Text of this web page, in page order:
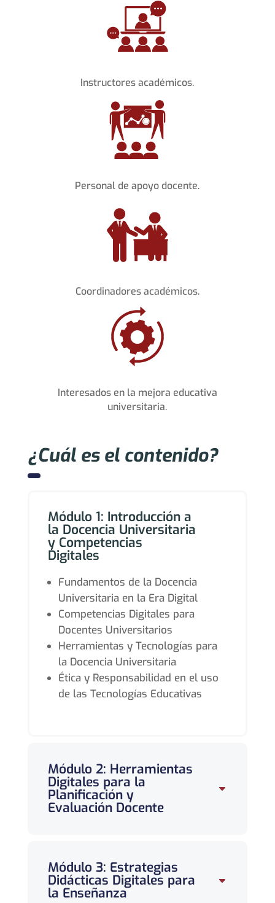
Instructores académicos.
Personal de apoyo docente.
Coordinadores académicos.
Interesados en la mejora educativa
universitaria.
¿Cuál es el contenido?
Módulo 1: Introducción a
la Docencia Universitaria
y Competencias
Digitales
Fundamentos de la Docencia
Universitaria en la Era Digital
Competencias Digitales para
Docentes Universitarios
Herramientas y Tecnologías para
la Docencia Universitaria
Ética y Responsabilidad en el uso
de las Tecnologías Educativas
Módulo 2: Herramientas
Digitales para la
Planificación y
Evaluación Docente
Módulo 3: Estrategias
Didácticas Digitales para
la Enseñanza